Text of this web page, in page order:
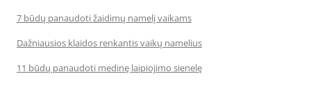
7 būdų panaudoti žaidimų namelį vaikams
Dažniausios klaidos renkantis vaikų namelius
11 būdų panaudoti medinę laipiojimo sienelę